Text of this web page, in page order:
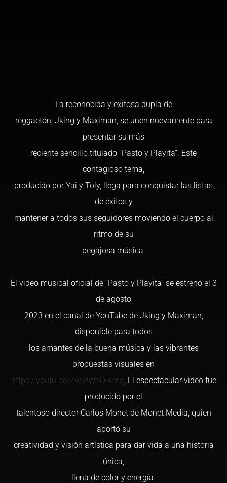
La reconocida y exitosa dupla de
reggaetón, Jking y Maximan, se unen nuevamente para
presentar su más
reciente sencillo titulado “Pasto y Playita”. Este
contagioso tema,
producido por Yai y Toly, llega para conquistar las listas
de éxitos y
mantener a todos sus seguidores moviendo el cuerpo al
ritmo de su
pegajosa música.
El video musical oficial de “Pasto y Playita” se estrenó el 3
de agosto
2023 en el canal de YouTube de Jking y Maximan,
disponible para todos
los amantes de la buena música y las vibrantes
propuestas visuales en
https://youtu.be/ZwlPWoQ-4ms. El espectacular video fue
producido por el
talentoso director Carlos Monet de Monet Media, quien
aportó su
creatividad y visión artística para dar vida a una historia
única,
llena de color y energía.